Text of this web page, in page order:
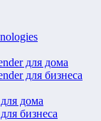
для дома
для бизнеса
дома
бизнеса